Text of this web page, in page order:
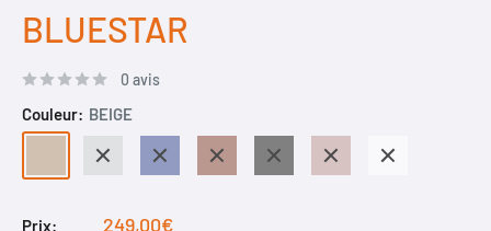
BLUESTAR
0 avis
Couleur: BEIGE
GRIS MARINE MARRON NOIR
ROSE
DORE
ORANGE
Prix:
Prix
249,00€